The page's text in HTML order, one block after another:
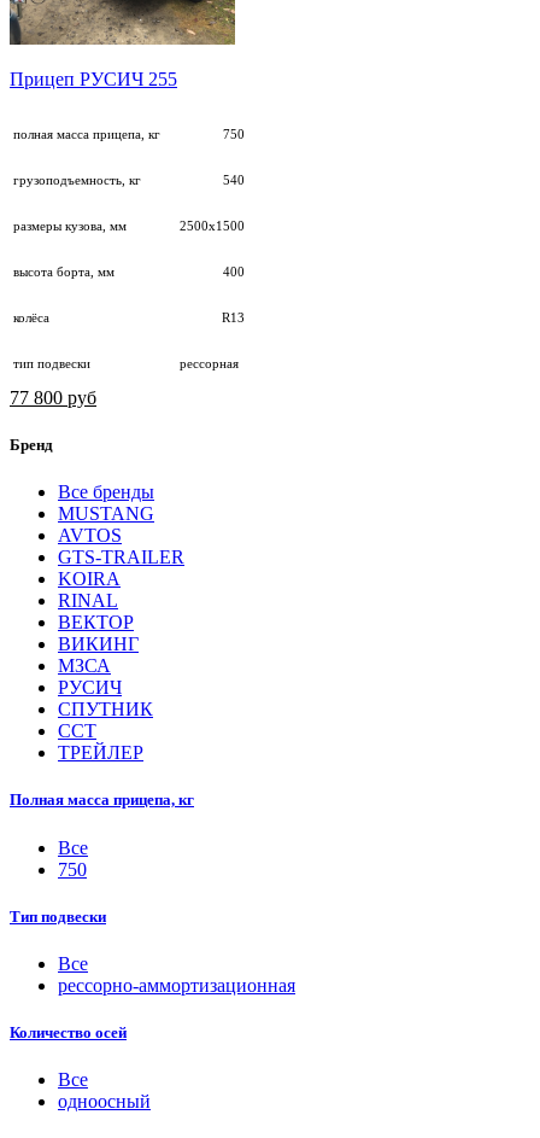
Прицеп РУСИЧ 255
полная масса прицепа, кг 750
грузоподъемность, кг 540
размеры кузова, мм 2500х1500
высота борта, мм 400
колёса R13
тип подвески рессорная
77 800 руб
Бренд
Все бренды
MUSTANG
AVTOS
GTS-TRAILER
KOIRA
RINAL
ВЕКТОР
ВИКИНГ
МЗСА
РУСИЧ
СПУТНИК
ССТ
ТРЕЙЛЕР
Полная масса прицепа, кг
Все
750
Тип подвески
Все
рессорно-аммортизационная
Количество осей
Все
одноосный